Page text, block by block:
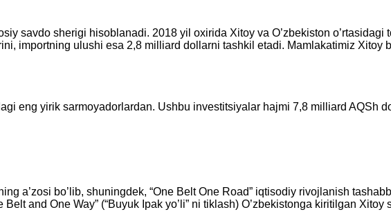
savdo sherigi hisoblanadi. 2018 yil oxirida Xitoy va O’zbekiston
importning ulushi esa 2,8 milliard dollarni tashkil etadi. Mamlakatimiz
eng yirik sarmoyadorlardan. Ushbu investitsiyalar hajmi 7,8 milliard AQSh
a’zosi bo’lib, shuningdek, “One Belt One Road” iqtisodiy rivojlanish
Belt and One Way” (“Buyuk Ipak yo’li” ni tiklash) O’zbekistonga kiritilgan